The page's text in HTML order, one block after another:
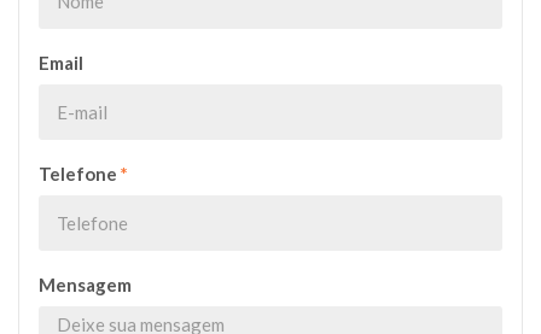
Email
Telefone *
Mensagem